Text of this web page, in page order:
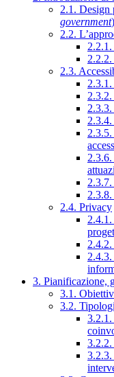
2.1. Design
government)
2.2.
2.3.
2.4. Privacy
3. Pianificazione,
3.1.
3.2.
3.2.3.